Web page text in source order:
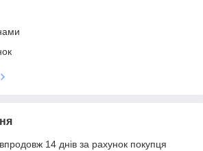
14 днів за рахунок покупця